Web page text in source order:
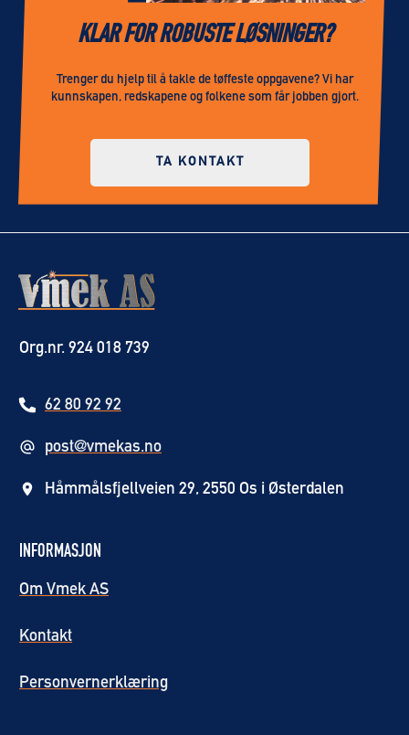
KLAR FOR ROBUSTE LØSNINGER?
Trenger du hjelp til å takle de tøffeste oppgavene? Vi har
kunnskapen, redskapene og folkene som får jobben gjort.
TA KONTAKT
Org.nr. 924 018 739
62 80 92 92
post@vmekas.no
Håmmålsfjellveien 29, 2550 Os i Østerdalen
INFORMASJON
Om Vmek AS
Kontakt
Personvernerklæring